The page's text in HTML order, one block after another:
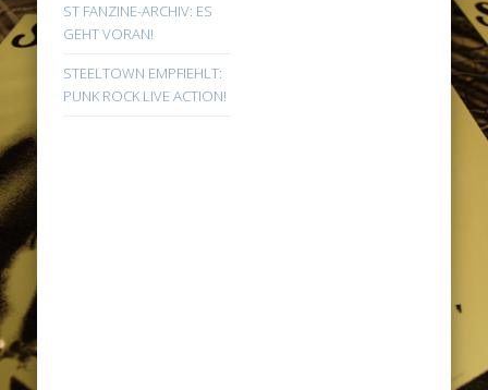
ST FANZINE-ARCHIV: ES
GEHT VORAN!
STEELTOWN EMPFIEHLT:
PUNK ROCK LIVE ACTION!